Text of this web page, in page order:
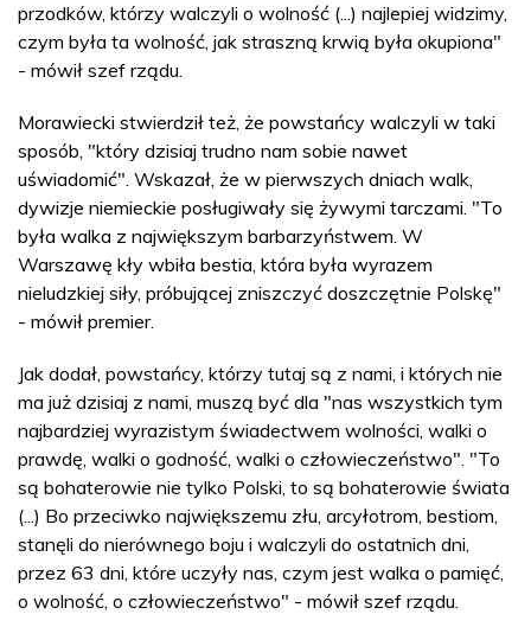
przodków, którzy walczyli o wolność (...) najlepiej widzimy,
czym była ta wolność, jak straszną krwią była okupiona"
- mówił szef rządu.
Morawiecki stwierdził też, że powstańcy walczyli w taki
sposób, "który dzisiaj trudno nam sobie nawet
uświadomić". Wskazał, że w pierwszych dniach walk,
dywizje niemieckie posługiwały się żywymi tarczami. "To
była walka z największym barbarzyństwem. W
Warszawę kły wbiła bestia, która była wyrazem
nieludzkiej siły, próbującej zniszczyć doszczętnie Polskę"
- mówił premier.
Jak dodał, powstańcy, którzy tutaj są z nami, i których nie
ma już dzisiaj z nami, muszą być dla "nas wszystkich tym
najbardziej wyrazistym świadectwem wolności, walki o
prawdę, walki o godność, walki o człowieczeństwo". "To
są bohaterowie nie tylko Polski, to są bohaterowie świata
(...) Bo przeciwko największemu złu, arcyłotrom, bestiom,
stanęli do nierównego boju i walczyli do ostatnich dni,
przez 63 dni, które uczyły nas, czym jest walka o pamięć,
o wolność, o człowieczeństwo" - mówił szef rządu.